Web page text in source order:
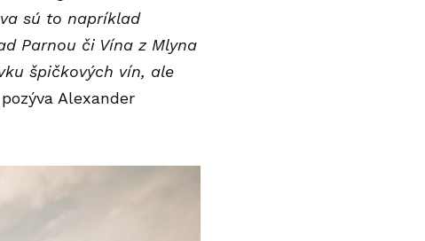
sú to napríklad
Parnou či Vína z Mlyna
špičkových vín, ale
pozýva Alexander